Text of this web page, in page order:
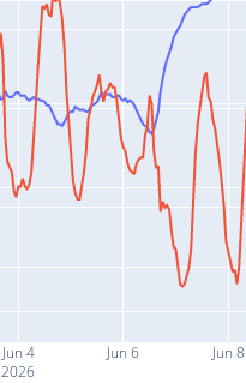
Jun 4
2026
Jun 6 Jun 8